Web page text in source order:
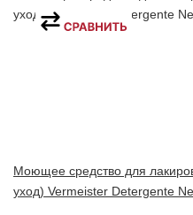
Моющее средство для
уход) Vermeister Detergente